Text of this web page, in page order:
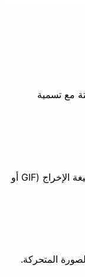
مع تسمية
اضبط مدة الإطار وعدد التكرارات، ثم اختر صيغة الإخراج (GIF أو
المتحركة.